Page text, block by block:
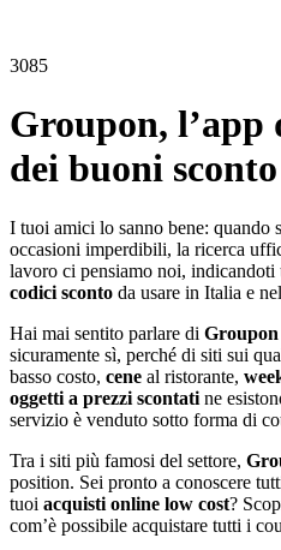
3085
Groupon, l’app
dei buoni sconto
I tuoi amici lo sanno bene: quando
occasioni imperdibili, la ricerca
lavoro ci pensiamo noi, indicandoti
codici sconto da usare in Italia e
Hai mai sentito parlare di Groupon
sicuramente sì, perché di siti sui
basso costo, cene al ristorante,
oggetti a prezzi scontati ne
servizio è venduto sotto forma di
Tra i siti più famosi del settore,
position. Sei pronto a conoscere
tuoi acquisti online low cost?
com’è possibile acquistare tutti i